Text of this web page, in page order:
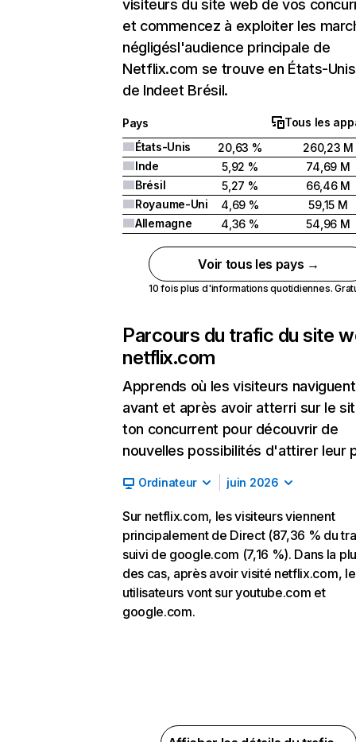
visiteurs du site web de vos
et commencez à exploiter les
négligésl'audience principale de
Netflix.com se trouve en États-
de Indeet Brésil.
Pays
Tous les
États-Unis
20,63 %
260,23 M
Inde
5,92 %
74,69 M
Brésil
5,27 %
66,46 M
Royaume-Uni
4,69 %
59,15 M
Allemagne
4,36 % 54,96 M
Voir tous les pays →
10 fois plus d'informations quotidiennes.
Parcours du trafic du site
netflix.com
Apprends où les visiteurs naviguent
avant et après avoir atterri sur le
ton concurrent pour découvrir de
nouvelles possibilités d'attirer leur
Ordinateur juin 2026
Sur netflix.com, les visiteurs viennent
principalement de Direct (87,36 % du
suivi de google.com (7,16 %). Dans la
des cas, après avoir visité netflix.com,
utilisateurs vont sur youtube.com et
google.com.